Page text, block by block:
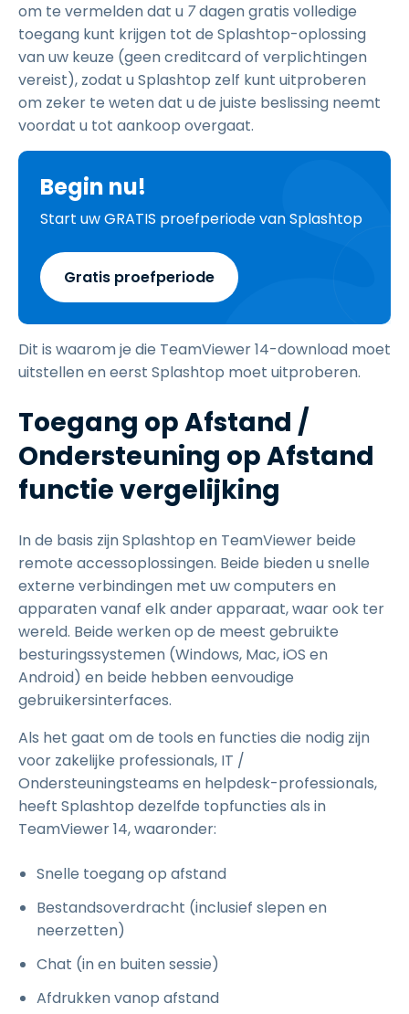
om te vermelden dat u 7dagen gratis volledige
toegang kunt krijgen tot de Splashtop-oplossing
van uw keuze (geen creditcard of verplichtingen
vereist), zodat u Splashtop zelf kunt uitproberen
om zeker te weten dat u de juiste beslissing neemt
voordat u tot aankoop overgaat.
Begin nu!
Start uw GRATIS proefperiode van Splashtop
Gratis proefperiode
Dit is waarom je die TeamViewer 14-download moet
uitstellen en eerst Splashtop moet uitproberen.
Toegang op Afstand /
Ondersteuning op Afstand
functie vergelijking
In de basis zijn Splashtop en TeamViewer beide
remote accessoplossingen. Beide bieden u snelle
externe verbindingen met uw computers en
apparaten vanaf elk ander apparaat, waar ook ter
wereld. Beide werken op de meest gebruikte
besturingssystemen (Windows, Mac, iOS en
Android) en beide hebben eenvoudige
gebruikersinterfaces.
Als het gaat om de tools en functies die nodig zijn
voor zakelijke professionals, IT /
Ondersteuningsteams en helpdesk-professionals,
heeft Splashtop dezelfde topfuncties als in
TeamViewer 14, waaronder:
Snelle toegang op afstand
Bestandsoverdracht (inclusief slepen en
neerzetten)
Chat (in en buiten sessie)
Afdrukken vanop afstand